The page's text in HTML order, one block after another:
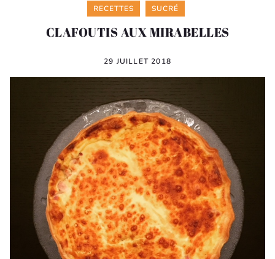
Categories
RECETTES SUCRÉ
CLAFOUTIS AUX MIRABELLES
29 JUILLET 2018